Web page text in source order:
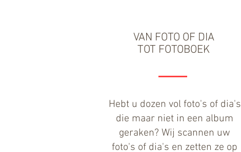
VAN FOTO OF DIA
TOT FOTOBOEK
Hebt u dozen vol foto's of dia's
die maar niet in een album
geraken? Wij scannen uw
foto's of dia's en zetten ze op